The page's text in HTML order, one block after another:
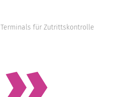
Terminals für Zutrittskontrolle